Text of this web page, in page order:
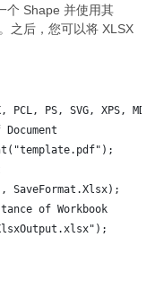
个 Shape 并使用其
之后，您可以将 XLSX
PCL, PS, SVG, XPS,
SaveFormat.Xlsx);
of Workbook